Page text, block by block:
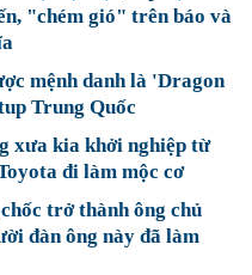
"chém gió" trên báo và
mệnh danh là 'Dragon
Trung Quốc
xưa kia khởi nghiệp từ
đi làm mộc cơ
trở thành ông chủ
đàn ông này đã làm